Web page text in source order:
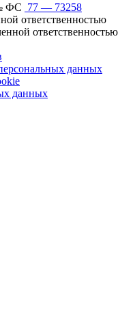
ФС 77 — 73258
ответственностью
ответственностью
данных
данных